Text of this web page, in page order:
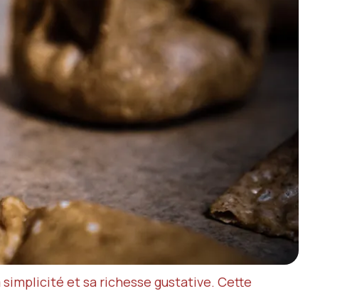
simplicité et sa richesse gustative. Cette